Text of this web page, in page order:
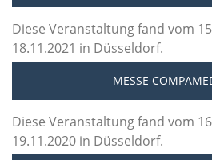
Diese Veranstaltung fand vom
18.11.2021 in Düsseldorf.
MESSE
Diese Veranstaltung fand vom
19.11.2020 in Düsseldorf.